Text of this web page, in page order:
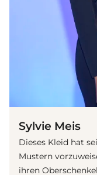
Sylvie Meis
Dieses Kleid hat
Mustern
ihren